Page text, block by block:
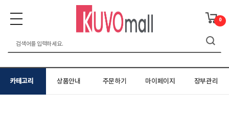
0
카테고리 상품안내 주문하기 마이페이지 장부관리